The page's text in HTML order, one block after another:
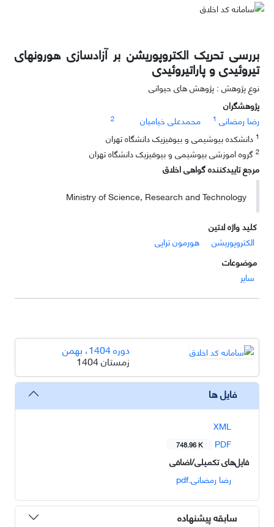
بررسی تحریک الکتروپوریشن بر آزادسازی هورونهای
تیروئیدی و پاراتیروئیدی
نوع پژوهش : پژوهش های حیوانی
پژوهشگران
رضا رمضانی 1 محمدعلی خیامیان
2
1 دانشکده بیوشیمی و بیوفیزیک دانشگاه تهران
2 گروه اموزشی بیوشیمی و بیوفیزیک دانشگاه تهران
مرجع تاییدکننده گواهی اخلاق
Ministry of Science, Research and Technology
کلید واژه لاتین
الکتروپوریشن
هورمون تراپی
موضوعات
سایر
دوره 1404، بهمن
زمستان 1404
فایل ها
XML
PDF
748.96 K
فایل‌های تکمیلی/اضافی
رضا رمضانی.pdf
سابقه پیشنهاده